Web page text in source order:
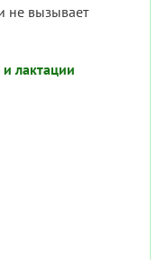
не вызывает
лактации